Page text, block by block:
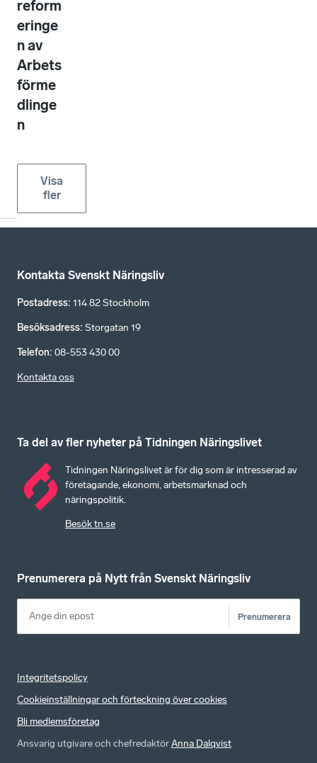
reform
eringe
n av
Arbets
förme
dlinge
n
Visa
fler
Kontakta Svenskt Näringsliv
Postadress: 114 82 Stockholm
Besöksadress: Storgatan 19
Telefon: 08-553 430 00
Kontakta oss
Ta del av fler nyheter på Tidningen Näringslivet
Tidningen Näringslivet är för dig som är intresserad av
företagande, ekonomi, arbetsmarknad och
näringspolitik.
Besök tn.se
Prenumerera på Nytt från Svenskt Näringsliv
Prenumerera
Integritetspolicy
Cookieinställningar och förteckning över cookies
Bli medlemsföretag
Ansvarig utgivare och chefredaktörAnna Dalqvist